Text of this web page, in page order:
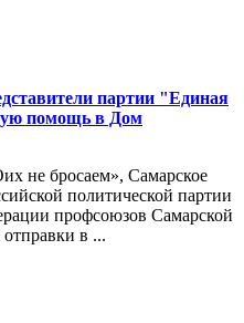
партии "Единая
помощь в Дом
не бросаем», Самарское
политической партии
профсоюзов Самарской
в ...